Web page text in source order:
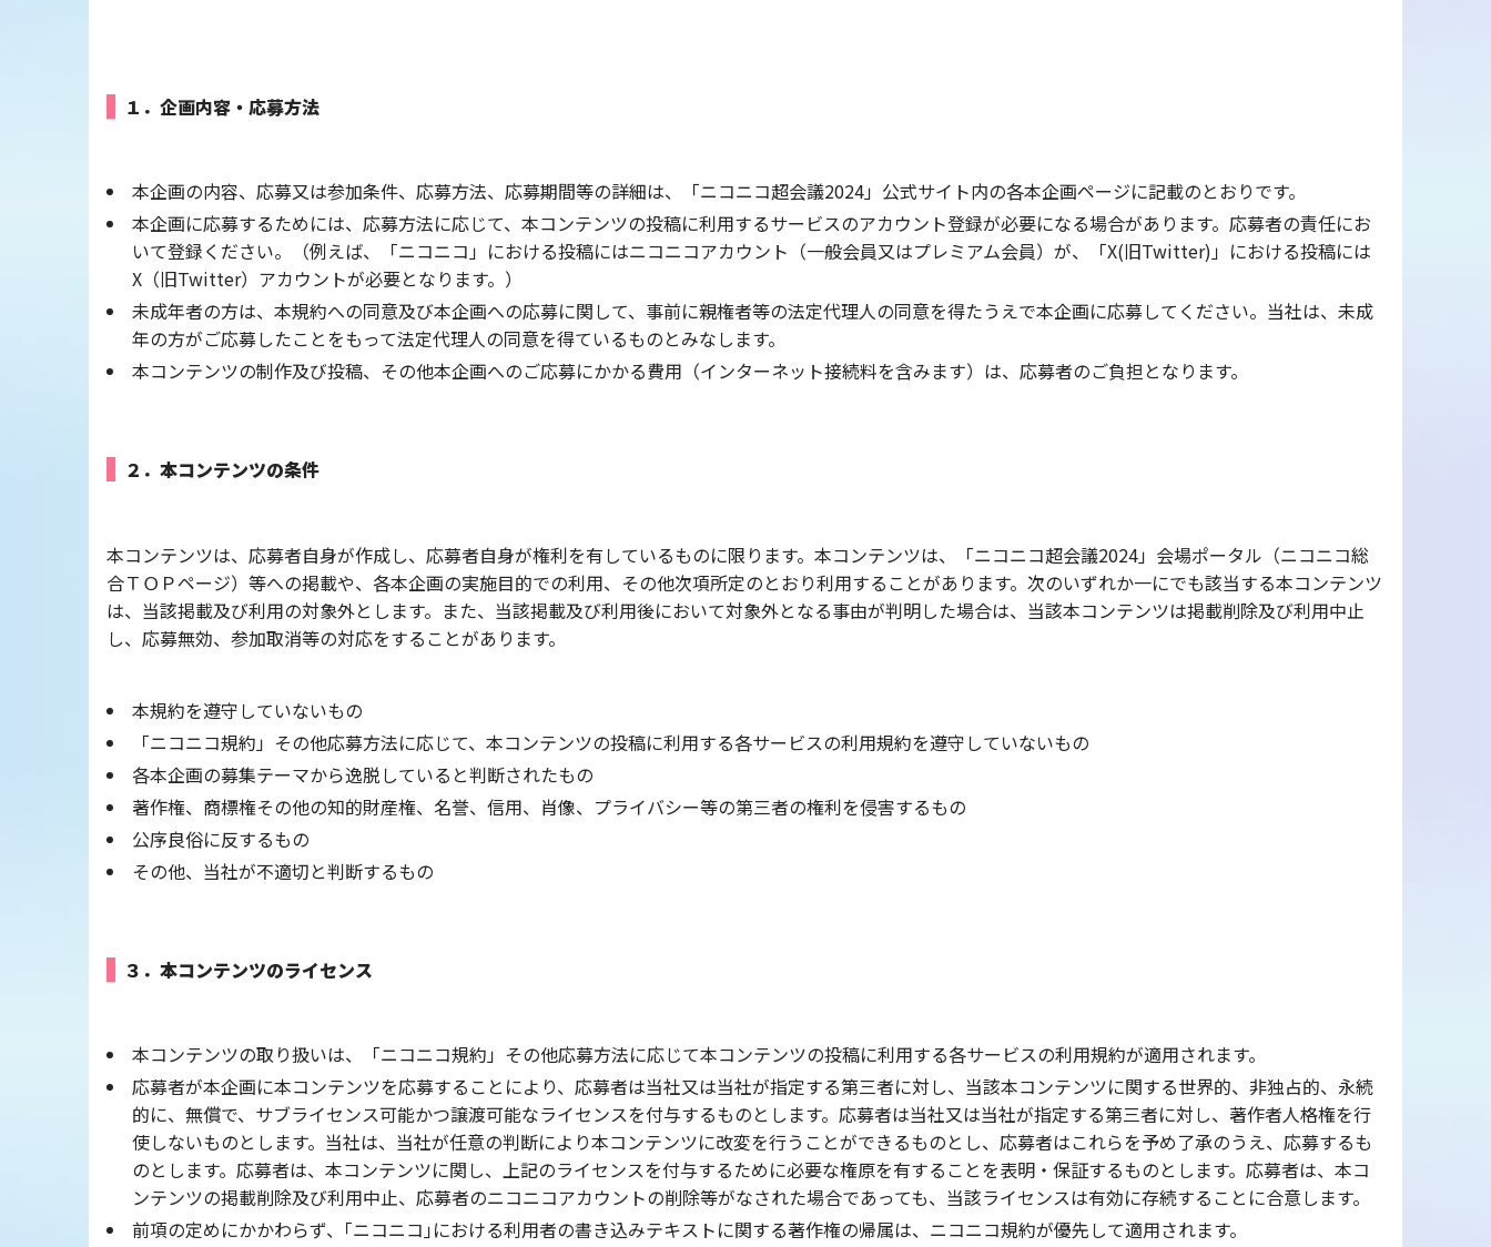
１．企画内容・応募方法
本企画の内容、応募又は参加条件、応募方法、応募期間等の詳細は、「ニコニコ超会議2024」公式サイト内の各本企画ページに記載のとおりです。
本企画に応募するためには、応募方法に応じて、本コンテンツの投稿に利用するサービスのアカウント登録が必要になる場合があります。応募者の責任にお
いて登録ください。（例えば、「ニコニコ」における投稿にはニコニコアカウント（一般会員又はプレミアム会員）が、「X(旧Twitter)」における投稿には
X（旧Twitter）アカウントが必要となります。）
未成年者の方は、本規約への同意及び本企画への応募に関して、事前に親権者等の法定代理人の同意を得たうえで本企画に応募してください。当社は、未成
年の方がご応募したことをもって法定代理人の同意を得ているものとみなします。
本コンテンツの制作及び投稿、その他本企画へのご応募にかかる費用（インターネット接続料を含みます）は、応募者のご負担となります。
２．本コンテンツの条件
本コンテンツは、応募者自身が作成し、応募者自身が権利を有しているものに限ります。本コンテンツは、「ニコニコ超会議2024」会場ポータル（ニコニコ総
合ＴＯＰページ）等への掲載や、各本企画の実施目的での利用、その他次項所定のとおり利用することがあります。次のいずれか一にでも該当する本コンテンツ
は、当該掲載及び利用の対象外とします。また、当該掲載及び利用後において対象外となる事由が判明した場合は、当該本コンテンツは掲載削除及び利用中止
し、応募無効、参加取消等の対応をすることがあります。
本規約を遵守していないもの
「ニコニコ規約」その他応募方法に応じて、本コンテンツの投稿に利用する各サービスの利用規約を遵守していないもの
各本企画の募集テーマから逸脱していると判断されたもの
著作権、商標権その他の知的財産権、名誉、信用、肖像、プライバシー等の第三者の権利を侵害するもの
公序良俗に反するもの
その他、当社が不適切と判断するもの
３．本コンテンツのライセンス
本コンテンツの取り扱いは、「ニコニコ規約」その他応募方法に応じて本コンテンツの投稿に利用する各サービスの利用規約が適用されます。
応募者が本企画に本コンテンツを応募することにより、応募者は当社又は当社が指定する第三者に対し、当該本コンテンツに関する世界的、非独占的、永続
的に、無償で、サブライセンス可能かつ譲渡可能なライセンスを付与するものとします。応募者は当社又は当社が指定する第三者に対し、著作者人格権を行
使しないものとします。当社は、当社が任意の判断により本コンテンツに改変を行うことができるものとし、応募者はこれらを予め了承のうえ、応募するも
のとします。応募者は、本コンテンツに関し、上記のライセンスを付与するために必要な権原を有することを表明・保証するものとします。応募者は、本コ
ンテンツの掲載削除及び利用中止、応募者のニコニコアカウントの削除等がなされた場合であっても、当該ライセンスは有効に存続することに合意します。
前項の定めにかかわらず、｢ニコニコ｣における利用者の書き込みテキストに関する著作権の帰属は、ニコニコ規約が優先して適用されます。